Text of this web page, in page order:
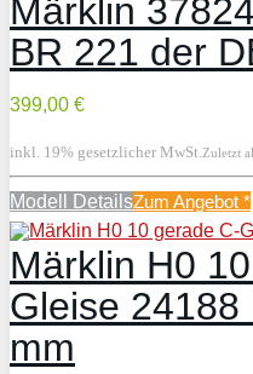
Märklin
BR 221 der
399,00 €
inkl. 19% gesetzlicher MwSt. Zuletzt
Modell DetailsZum Angebot *
Märklin H0
Gleise
mm